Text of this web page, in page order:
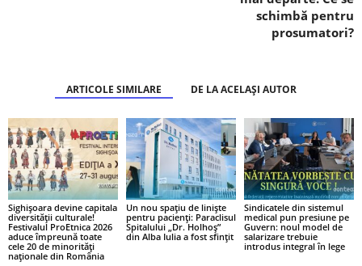
schimbă pentru
prosumatori?
ARTICOLE SIMILARE DE LA ACELAȘI AUTOR
Sighișoara devine capitala
diversității culturale!
Festivalul ProEtnica 2026
aduce împreună toate
cele 20 de minorități
naționale din România
Un nou spațiu de liniște
pentru pacienți: Paraclisul
Spitalului „Dr. Holhoș”
din Alba Iulia a fost sfințit
Sindicatele din sistemul
medical pun presiune pe
Guvern: noul model de
salarizare trebuie
introdus integral în lege